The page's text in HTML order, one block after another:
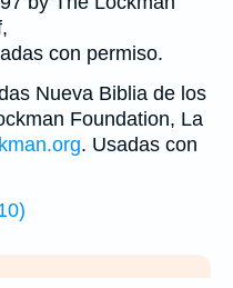
con permiso.
Nueva Biblia de los
Foundation, La
. Usadas con